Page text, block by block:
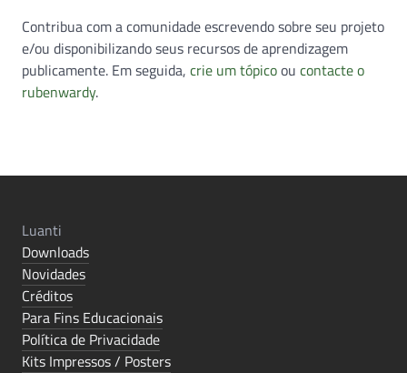
Contribua com a comunidade escrevendo sobre seu projeto
e/ou disponibilizando seus recursos de aprendizagem
publicamente. Em seguida, crie um tópicoou contacte o
rubenwardy.
Luanti
Downloads
Novidades
Créditos
Para Fins Educacionais
Política de Privacidade
Kits Impressos / Posters